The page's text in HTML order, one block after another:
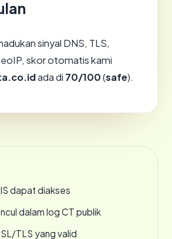
sinyal DNS, TLS,
skor otomatis kami
ada di 70/100(safe).
dapat diakses
dalam log CT publik
TLS yang valid